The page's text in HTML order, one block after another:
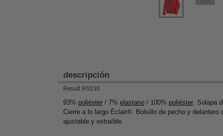
descripción
Result RS230
93% poliéster / 7% elastano / 100% poliéster . Solapa
Cierre a lo largo Éclair®. Bolsillo de pecho y delantero
ajustable y extraíble.